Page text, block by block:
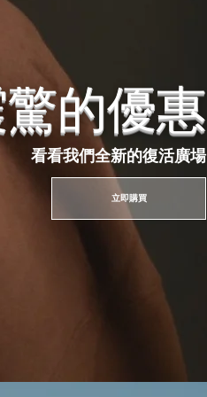
的優惠
看看我們全新的復活廣場
立即購買